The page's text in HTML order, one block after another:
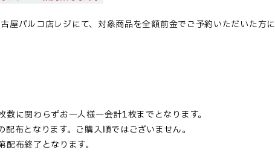
屋パルコ店レジにて、対象商品を全額前金でご予約いただいた方に
に関わらずお一人様一会計1枚までとなります。
布となります。ご購入順ではございません。
布終了となります。